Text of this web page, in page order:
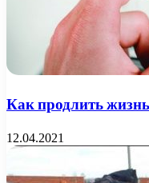
Как продлить
12.04.2021